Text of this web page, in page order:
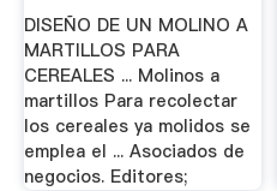
DISEÑO DE UN MOLINO A
MARTILLOS PARA
CEREALES ... Molinos a
martillos Para recolectar
los cereales ya molidos se
emplea el ... Asociados de
negocios. Editores;